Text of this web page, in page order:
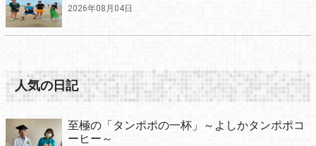
2026年08月04日
人気の日記
至極の「タンポポの一杯」～よしかタンポポコ
ーヒー～